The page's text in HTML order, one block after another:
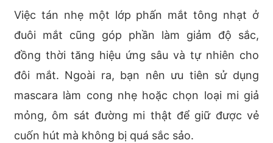
Việc tán nhẹ một lớp phấn mắt tông nhạt ở
đuôi mắt cũng góp phần làm giảm độ sắc,
đồng thời tăng hiệu ứng sâu và tự nhiên cho
đôi mắt. Ngoài ra, bạn nên ưu tiên sử dụng
mascara làm cong nhẹ hoặc chọn loại mi giả
mỏng, ôm sát đường mi thật để giữ được vẻ
cuốn hút mà không bị quá sắc sảo.